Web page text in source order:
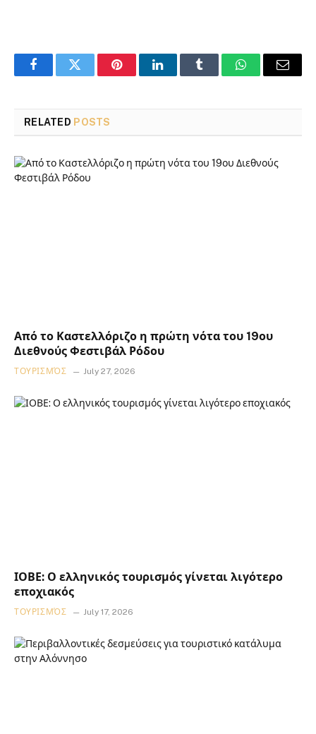
FacebookTwitter PinterestLinkedInTumblr WhatsAppEmail
RELATED POSTS
Από το Καστελλόριζο η πρώτη νότα του 19ου
Διεθνούς Φεστιβάλ Ρόδου
ΤΟΥΡΙΣΜΌΣ July 27, 2026
ΙΟΒΕ: Ο ελληνικός τουρισμός γίνεται λιγότερο
εποχιακός
ΤΟΥΡΙΣΜΌΣ July 17, 2026